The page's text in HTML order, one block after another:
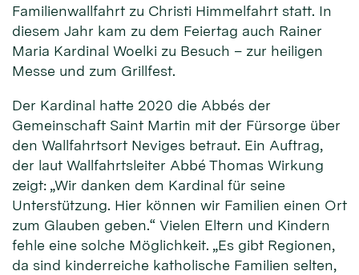
Familienwallfahrt zu Christi Himmelfahrt statt. In
diesem Jahr kam zu dem Feiertag auch Rainer
Maria Kardinal Woelki zu Besuch – zur heiligen
Messe und zum Grillfest.
Der Kardinal hatte 2020 die Abbés der
Gemeinschaft Saint Martin mit der Fürsorge über
den Wallfahrtsort Neviges betraut. Ein Auftrag,
der laut Wallfahrtsleiter Abbé Thomas Wirkung
zeigt: „Wir danken dem Kardinal für seine
Unterstützung. Hier können wir Familien einen Ort
zum Glauben geben.“ Vielen Eltern und Kindern
fehle eine solche Möglichkeit. „Es gibt Regionen,
da sind kinderreiche katholische Familien selten,